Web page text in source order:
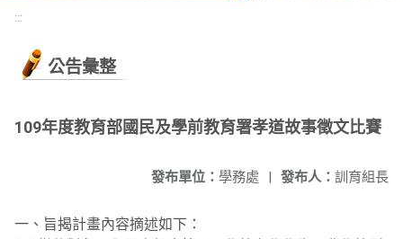
:::
公告彙整
109年度教育部國民及學前教育署孝道故事徵文比賽
發布人： 訓育組長
發布單位： 學務處 |
一、旨揭計畫內容摘述如下：